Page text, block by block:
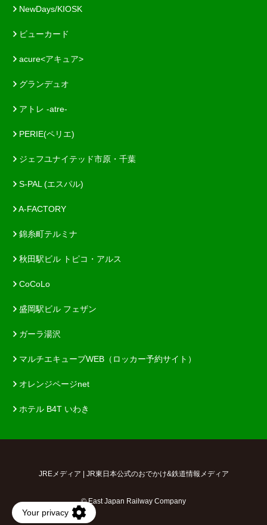
NewDays/KIOSK
ビューカード
acure<アキュア>
グランデュオ
アトレ -atre-
PERIE(ペリエ)
ジェフユナイテッド市原・千葉
S-PAL (エスパル)
A-FACTORY
錦糸町テルミナ
秋田駅ビル トピコ・アルス
CoCoLo
盛岡駅ビル フェザン
ガーラ湯沢
マルチエキューブWEB（ロッカー予約サイト）
オレンジページnet
ホテル B4T いわき
JREメディア | JR東日本公式のおでかけ&鉄道情報メディア
© East Japan Railway Company